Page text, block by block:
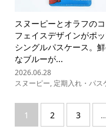
スヌーピーとオラフの
フェイスデザインがポ
シングルパスケース。
なブルーが...
2026.06.28
スヌーピー, 定期入れ・パス
1 2 3 …